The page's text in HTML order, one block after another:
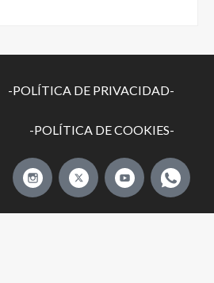
-POLÍTICA DE PRIVACIDAD-
-POLÍTICA DE COOKIES-